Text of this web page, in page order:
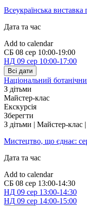
Всеукраїнська виставка
Дата та час
Add to calendar
СБ 08 сер 10:00-19:00
НД 09 сер 10:00-17:00
Всі дати
Національний
З дітьми
Майстер-клас
Екскурсія
Зберегти
З дітьми | Майстер-клас |
Мистецтво, що єднає:
Дата та час
Add to calendar
СБ 08 сер 13:00-14:30
НД 09 сер 13:00-14:30
НД 09 сер 14:00-15:00